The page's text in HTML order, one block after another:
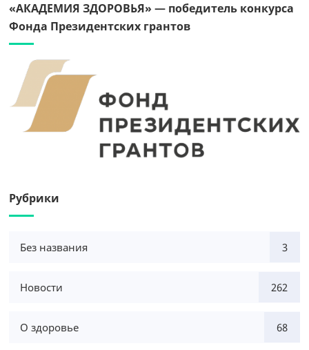
«АКАДЕМИЯ ЗДОРОВЬЯ» — победитель конкурса
Фонда Президентских грантов
Рубрики
Без названия 3
Новости 262
О здоровье 68